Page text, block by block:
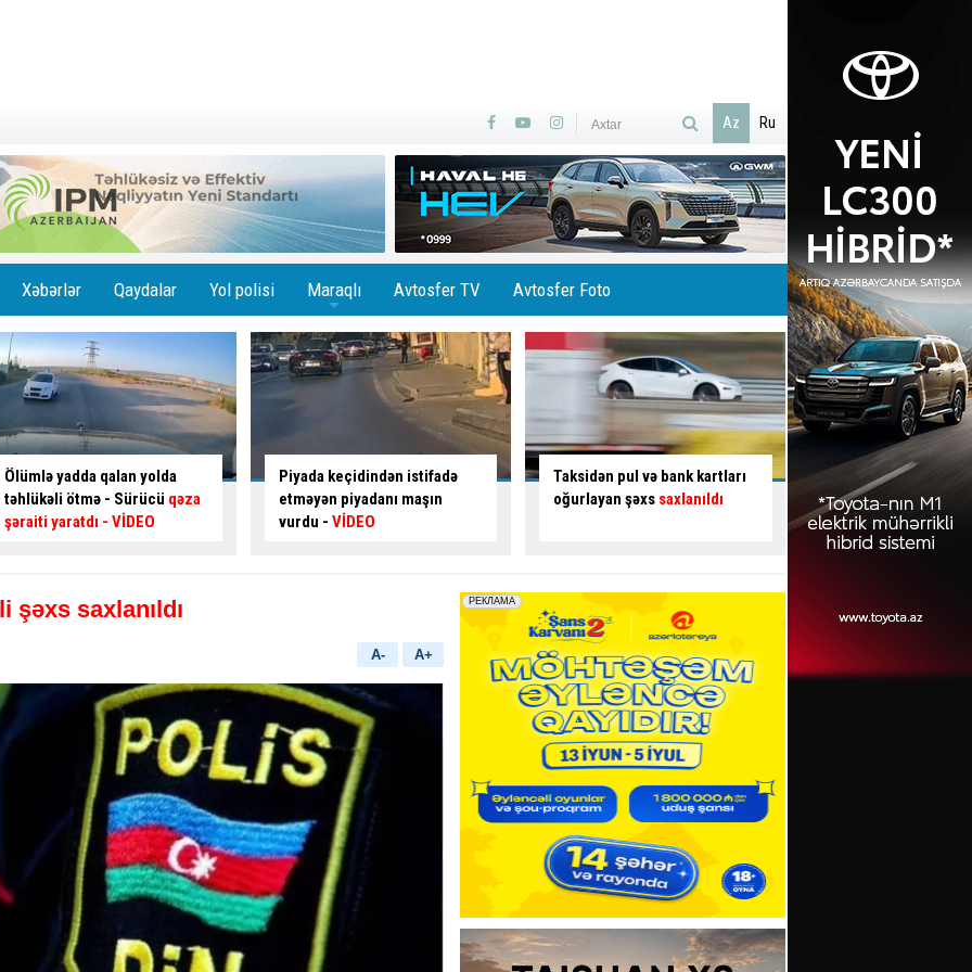
Az Ru
Xəbərlər Qaydalar Yol polisi Maraqlı Avtosfer TV Avtosfer Foto
Piyada keçidindən istifadə
etməyən piyadanı maşın
vurdu -VİDEO
Taksidən pul və bank kartları
oğurlayan şəxssaxlanıldı
Sumqayıtda avtomobil təmiri
sexi yandı - VİDEO
Maşın işıq dirəyinə
Sürücü ÖLDÜ
şəxs saxlanıldı
A- A+